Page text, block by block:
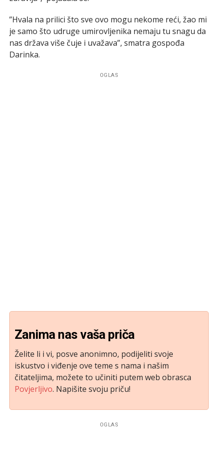
”Hvala na prilici što sve ovo mogu nekome reći, žao mi
je samo što udruge umirovljenika nemaju tu snagu da
nas država više čuje i uvažava”, smatra gospođa
Darinka.
OGLAS
Zanima nas vaša priča
Želite li i vi, posve anonimno, podijeliti svoje
iskustvo i viđenje ove teme s nama i našim
čitateljima, možete to učiniti putem web obrasca
Povjerljivo. Napišite svoju priču!
OGLAS